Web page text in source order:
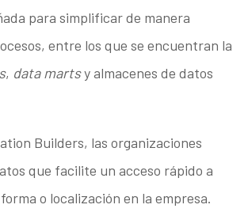
para simplificar de manera
entre los que se encuentran la
, data martsy almacenes de datos
Builders, las organizaciones
que facilite un acceso rápido a
o localización en la empresa.